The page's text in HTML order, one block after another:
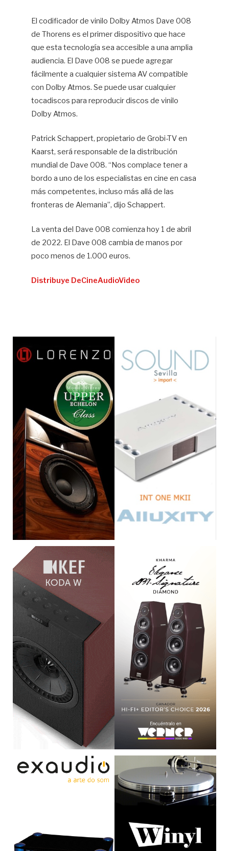
El codificador de vinilo Dolby Atmos Dave 008
de Thorens es el primer dispositivo que hace
que esta tecnología sea accesible a una amplia
audiencia. El Dave 008 se puede agregar
fácilmente a cualquier sistema AV compatible
con Dolby Atmos. Se puede usar cualquier
tocadiscos para reproducir discos de vinilo
Dolby Atmos.
Patrick Schappert, propietario de Grobi-TV en
Kaarst, será responsable de la distribución
mundial de Dave 008. “Nos complace tener a
bordo a uno de los especialistas en cine en casa
más competentes, incluso más allá de las
fronteras de Alemania”, dijo Schappert.
La venta del Dave 008 comienza hoy 1 de abril
de 2022. El Dave 008 cambia de manos por
poco menos de 1.000 euros.
Distribuye DeCineAudioVideo